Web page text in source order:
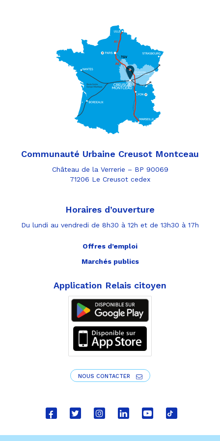
Communauté Urbaine Creusot Montceau
Château de la Verrerie – BP 90069
71206 Le Creusot cedex
Horaires d’ouverture
Du lundi au vendredi de 8h30 à 12h et de 13h30 à 17h
Lien
Lien
Lien
Lien
Lien
Lien
Offres d’emploi
Marchés publics
Application Relais citoyen
NOUS CONTACTER